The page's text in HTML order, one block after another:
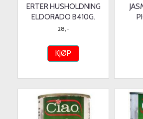
ERTER HUSHOLDNING
ELDORADO B410G.
28,-
KJØP